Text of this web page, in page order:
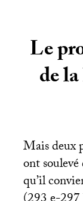
Le
de
Mais deux
ont soulevé
qu’il